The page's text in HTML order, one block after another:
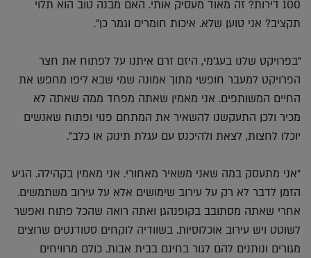
100 דירות? זה מאוד מעסיק אותי. האם מבנה טוב הוא תלוי
תקציב? אני טוען שלא. איכות חומרים וגמר כן".
"בפרויקט שלנו בעג'מי, היזם זרם איתנו על לפתוח את חצר
הפרויקט למעבר חופשי מתוך אמונה שמי שבא ליפו מחפש את
החיים המשותפים. אני מאמין שאתה מפחד ממה שאתה לא
מכיר ולכן התעקשנו להשאיר את המתחם פנוי ופתוח שאנשים
יוכלו לחצות, לצאת ולהיכנס עם עגלת תינוק או כלב".
"אני מתעסק במה שאני משאיר מאחורי. אני מאמין בקהילה. הגיע
הזמן לדבר לא רק על עירוב שימושים אלא על עירוב משתמשים.
אחרי שאתה מסתובב בקופנהגן ואתה רואה שהכל פתוח ואפשר
לשוטט ויש עירוב אוכלוסיות. בשוודיה לוקחים סטודנטים שרוצים
מגורים ונותנים להם לגור בחינם בבית אבות. כולם מרוויחים